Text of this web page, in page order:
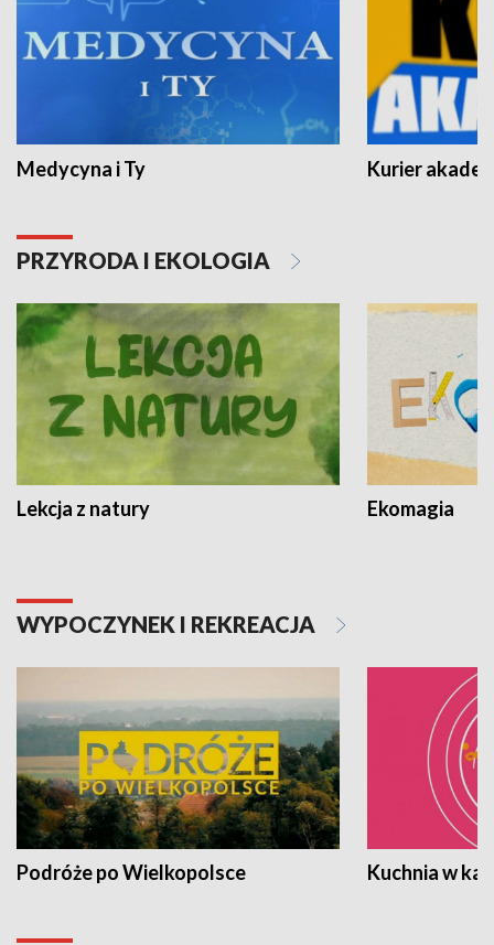
Medycyna i Ty Kurier
PRZYRODA I EKOLOGIA
Lekcja z natury Ekomagia
WYPOCZYNEK I REKREACJA
Podróże po Wielkopolsce Kuchnia w